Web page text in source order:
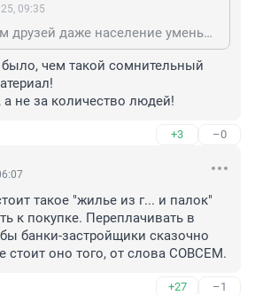
09:35
Так это с учетом друзей даже население уменьшается. Без них за Уралом уже пусто было бы. Или за Самарой, Саратовом.
чем такой сомнительный
не за количество людей!
+3 –0
такое "жилье из г... и палок"
к покупке. Переплачивать в
банки-застройщики сказочно
стоит оно того, от слова СОВСЕМ.
+27 –1